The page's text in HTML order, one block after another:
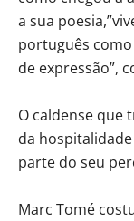
a sua
português
de expressão”,
O caldense que
da
parte do seu
Marc Tomé